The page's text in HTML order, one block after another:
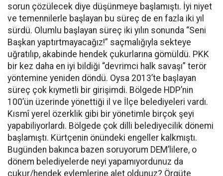
sorun çözülecek diye düşünmeye başlamıştı. İyi niyet
ve temennilerle başlayan bu süreç de en fazla iki yıl
sürdü. Olumlu başlayan süreç iki yılın sonunda “Seni
Başkan yaptırtmayacağız!” saçmalığıyla sekteye
uğratılıp, akabinde hendek çukurlarına gömüldü. PKK
bir kez daha en iyi bildiği “devrimci halk savaşı” terör
yöntemine yeniden döndü. Oysa 2013’te başlayan
süreç çok kıymetli bir girişimdi. Bölgede HDP’nin
100’ün üzerinde yönettiği il ve İlçe belediyeleri vardı.
Kısmî yerel özerklik gibi bir yönetimle birçok şeyi
yapabiliyorlardı. Bölgede çok dilli belediyecilik dönemi
başlamıştı. Kürtçenin önündeki engeller kalkmıştı.
Bugünden bakınca bazen soruyorum DEM’lilere, o
dönem belediyelerde neyi yapamıyordunuz da
çukur/hendek eylemlerine alet oldunuz? Örgüte